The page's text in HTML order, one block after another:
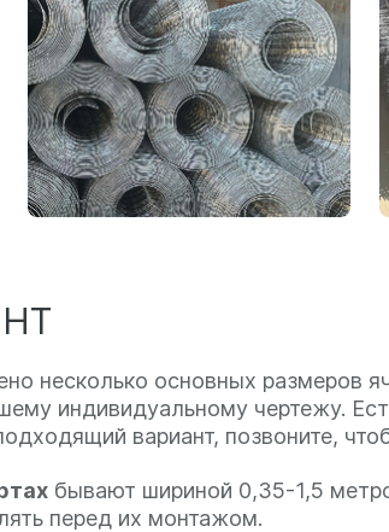
несколько основных размеров
индивидуальному чертежу.
вариант, позвоните,
бывают шириной 0,35-1,5
перед их монтажом.